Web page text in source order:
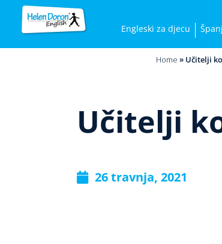
Engleski za djecu
Home » Učitelji
Učitelji
26 travnja, 2021